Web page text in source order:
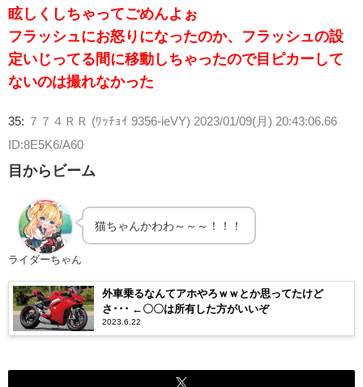
眩しくしちゃってごめんよぉ
フラッシュにお怒りになったのか、フラッシュの設
定いじってる間に移動しちゃったので目ピカーして
ないのは撮れなかった
35: ７７４ＲＲ (ﾜｯﾁｮｲ 9356-ieVY) 2023/01/09(月) 20:43:06.66
ID:8E5K6/A60
目からビーム
ライダーちゃん
猫ちゃんかわわ～～～！！！
外車乗るなんてアホやろｗｗとか思ってたけど
さ･･･ ←〇〇は所有した方がいいぞ
2023.6.22